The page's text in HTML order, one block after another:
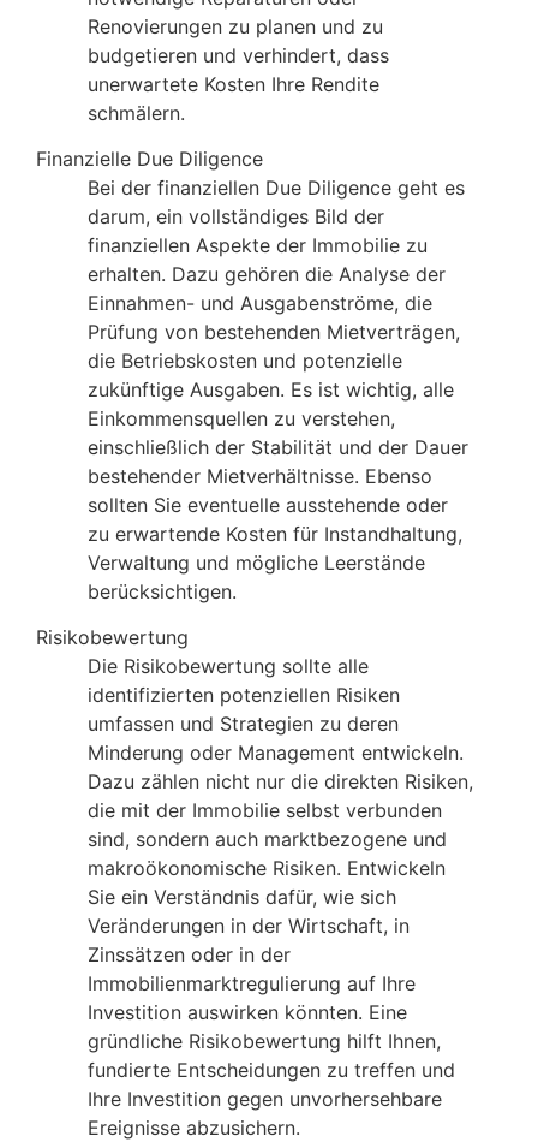
Renovierungen zu planen und zu
budgetieren und verhindert, dass
unerwartete Kosten Ihre Rendite
schmälern.
Finanzielle Due Diligence
Bei der finanziellen Due Diligence geht es
darum, ein vollständiges Bild der
finanziellen Aspekte der Immobilie zu
erhalten. Dazu gehören die Analyse der
Einnahmen- und Ausgabenströme, die
Prüfung von bestehenden Mietverträgen,
die Betriebskosten und potenzielle
zukünftige Ausgaben. Es ist wichtig, alle
Einkommensquellen zu verstehen,
einschließlich der Stabilität und der Dauer
bestehender Mietverhältnisse. Ebenso
sollten Sie eventuelle ausstehende oder
zu erwartende Kosten für Instandhaltung,
Verwaltung und mögliche Leerstände
berücksichtigen.
Risikobewertung
Die Risikobewertung sollte alle
identifizierten potenziellen Risiken
umfassen und Strategien zu deren
Minderung oder Management entwickeln.
Dazu zählen nicht nur die direkten Risiken,
die mit der Immobilie selbst verbunden
sind, sondern auch marktbezogene und
makroökonomische Risiken. Entwickeln
Sie ein Verständnis dafür, wie sich
Veränderungen in der Wirtschaft, in
Zinssätzen oder in der
Immobilienmarktregulierung auf Ihre
Investition auswirken könnten. Eine
gründliche Risikobewertung hilft Ihnen,
fundierte Entscheidungen zu treffen und
Ihre Investition gegen unvorhersehbare
Ereignisse abzusichern.